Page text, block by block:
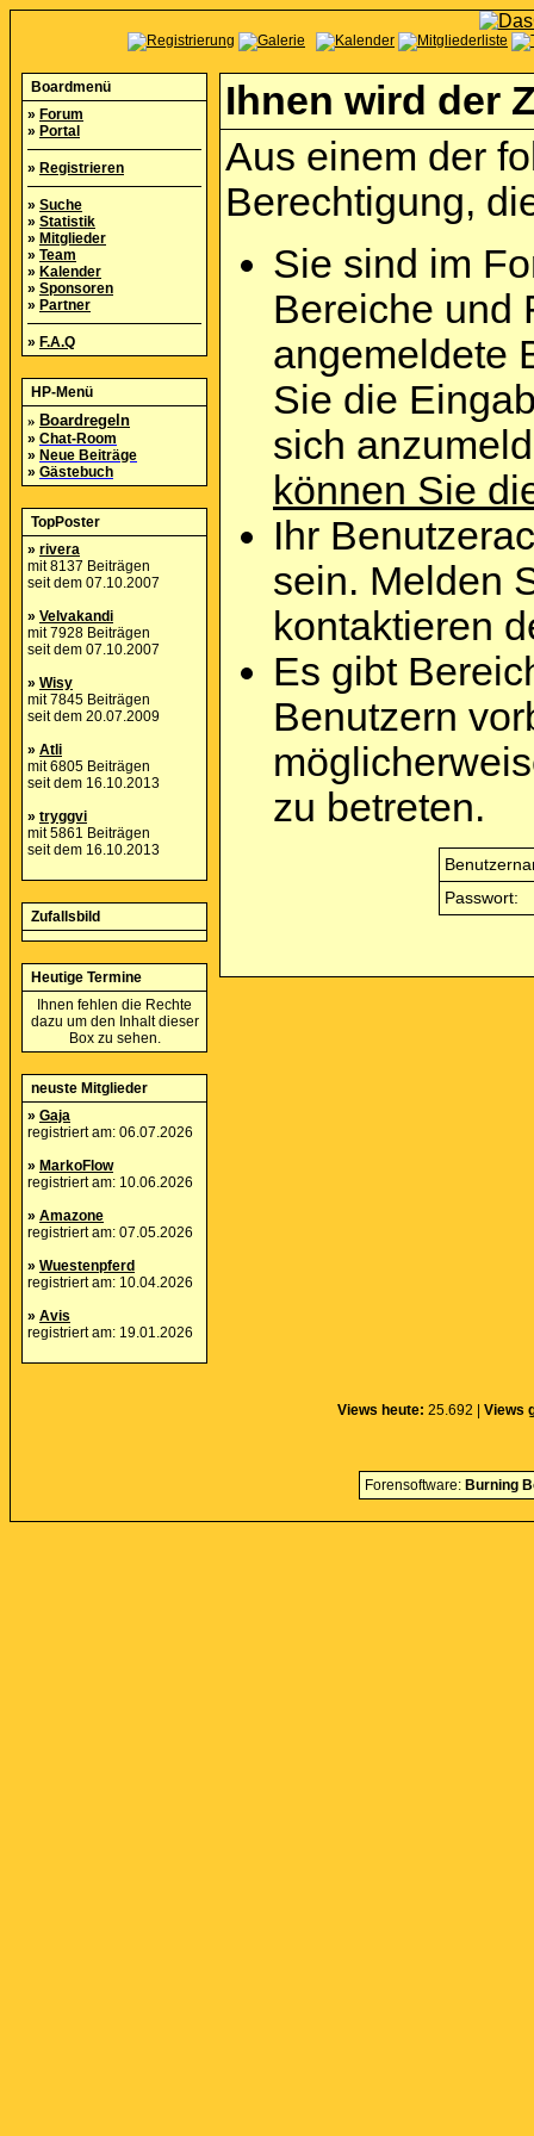
Boardmenü
» Forum
» Portal
» Registrieren
» Suche
» Statistik
» Mitglieder
» Team
» Kalender
» Sponsoren
» Partner
» F.A.Q
HP-Menü
» Boardregeln
» Chat-Room
» Neue Beiträge
» Gästebuch
TopPoster
» rivera
mit 8137 Beiträgen
seit dem 07.10.2007
» Velvakandi
mit 7928 Beiträgen
seit dem 07.10.2007
» Wisy
mit 7845 Beiträgen
seit dem 20.07.2009
» Atli
mit 6805 Beiträgen
seit dem 16.10.2013
» tryggvi
mit 5861 Beiträgen
seit dem 16.10.2013
Zufallsbild
Heutige Termine
Ihnen fehlen die Rechte
dazu um den Inhalt dieser
Box zu sehen.
neuste Mitglieder
» Gaja
registriert am: 06.07.2026
» MarkoFlow
registriert am: 10.06.2026
» Amazone
registriert am: 07.05.2026
» Wuestenpferd
registriert am: 10.04.2026
» Avis
registriert am: 19.01.2026
Ihnen wird der
Aus einem der
Berechtigung,
Sie sind im
Bereiche und
angemeldete
Sie die
sich
können Sie
Ihr
sein. Melden
kontaktieren
Es gibt
Benutzern
zu betreten.
Passwort:
Views heute: 25.692 | Views
Forensoftware: Burning